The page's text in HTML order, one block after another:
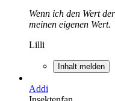
Wenn ich den Wert
meinen eigenen Wert.
Lilli
Inhalt melden
Addi